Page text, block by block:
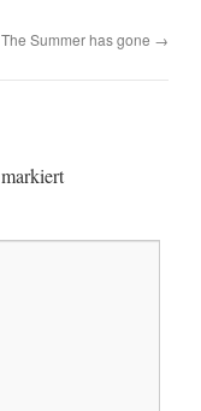
The Summer has gone →
markiert